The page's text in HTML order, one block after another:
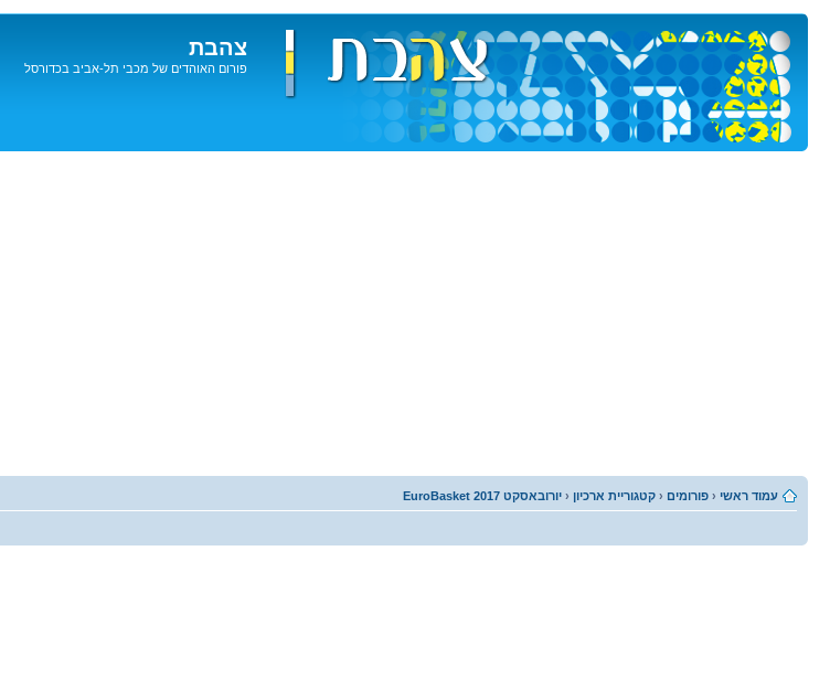
צהבת
פורום האוהדים של מכבי תל-אביב בכדורסל
עמוד ראשי ‹ פורומים ‹ קטגוריית ארכיון ‹ יורובאסקט EuroBasket 2017